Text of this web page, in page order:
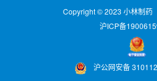
Copyright © 2023 小林制药
沪ICP备
沪公网安备